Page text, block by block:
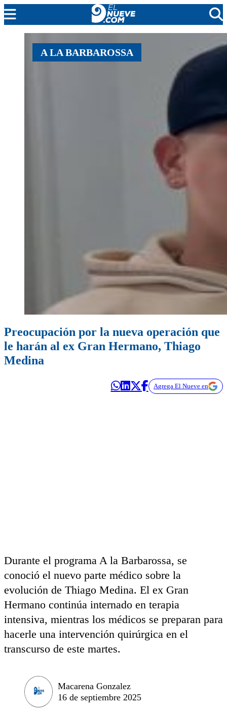
MENDOZA
CADA DÍA
A LA BARBAROSSA
Preocupación por la nueva operación que
le harán al ex Gran Hermano, Thiago
Medina
Agrega El Nueve en
Durante el programa A la Barbarossa, se
conoció el nuevo parte médico sobre la
evolución de Thiago Medina. El ex Gran
Hermano continúa internado en terapia
intensiva, mientras los médicos se preparan para
hacerle una intervención quirúrgica en el
transcurso de este martes.
Macarena Gonzalez
16 de septiembre 2025